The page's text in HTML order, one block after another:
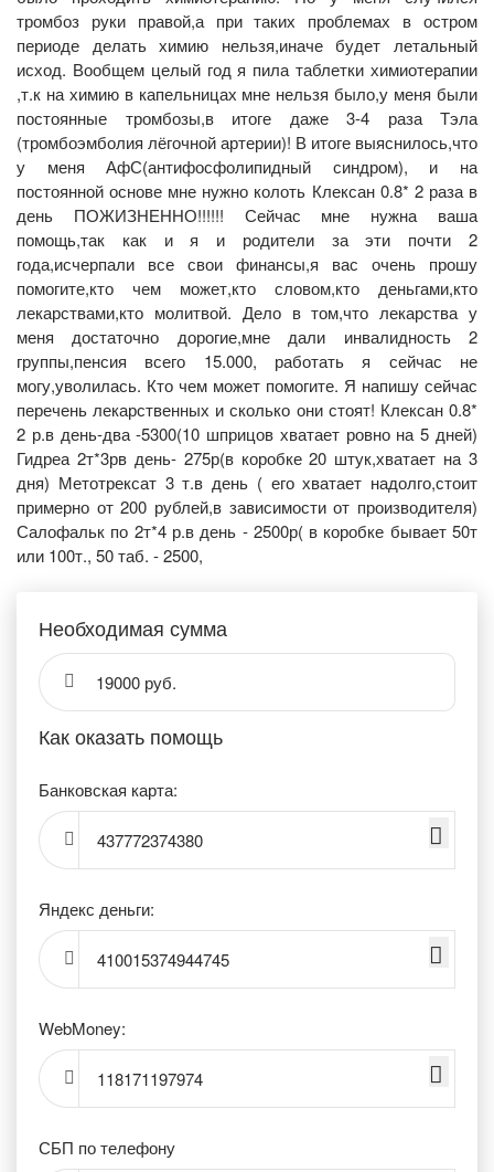
тромбоз руки правой,а при таких проблемах в остром
периоде делать химию нельзя,иначе будет летальный
исход. Вообщем целый год я пила таблетки химиотерапии
,т.к на химию в капельницах мне нельзя было,у меня были
постоянные тромбозы,в итоге даже 3-4 раза Тэла
(тромбоэмболия лёгочной артерии)! В итоге выяснилось,что
у меня АфС(антифосфолипидный синдром), и на
постоянной основе мне нужно колоть Клексан 0.8* 2 раза в
день ПОЖИЗНЕННО!!!!!! Сейчас мне нужна ваша
помощь,так как и я и родители за эти почти 2
года,исчерпали все свои финансы,я вас очень прошу
помогите,кто чем может,кто словом,кто деньгами,кто
лекарствами,кто молитвой. Дело в том,что лекарства у
меня достаточно дорогие,мне дали инвалидность 2
группы,пенсия всего 15.000, работать я сейчас не
могу,уволилась. Кто чем может помогите. Я напишу сейчас
перечень лекарственных и сколько они стоят! Клексан 0.8*
2 р.в день-два -5300(10 шприцов хватает ровно на 5 дней)
Гидреа 2т*3рв день- 275р(в коробке 20 штук,хватает на 3
дня) Метотрексат 3 т.в день ( его хватает надолго,стоит
примерно от 200 рублей,в зависимости от производителя)
Салофальк по 2т*4 р.в день - 2500р( в коробке бывает 50т
или 100т., 50 таб. - 2500,
Необходимая сумма
19000 руб.
Как оказать помощь
Банковская карта:
437772374380
Яндекс деньги:
410015374944745
WebMoney:
118171197974
СБП по телефону